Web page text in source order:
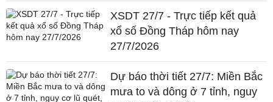
XSDT 27/7 - Trực tiếp kết quả
xổ số Đồng Tháp hôm nay
27/7/2026
Dự báo thời tiết 27/7: Miền Bắc
mưa to và dông ở 7 tỉnh, nguy